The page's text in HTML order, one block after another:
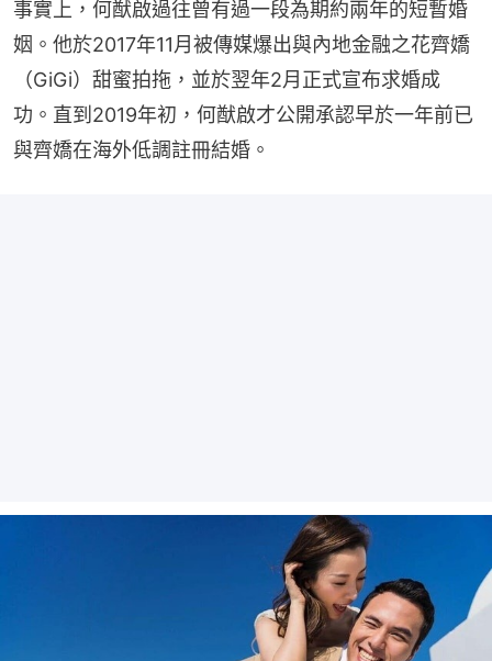
事實上，何猷啟過往曾有過一段為期約兩年的短暫婚
姻。他於2017年11月被傳媒爆出與內地金融之花齊嬌
（GiGi）甜蜜拍拖，並於翌年2月正式宣布求婚成
功。直到2019年初，何猷啟才公開承認早於一年前已
與齊嬌在海外低調註冊結婚。